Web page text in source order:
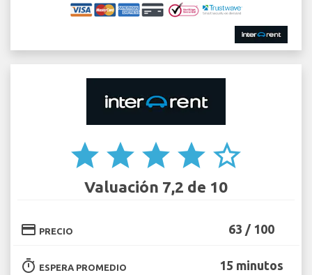
star star star star star_border
Valuación 7,2 de 10
credit_card PRECIO 63 / 100
timer ESPERA PROMEDIO 15 minutos